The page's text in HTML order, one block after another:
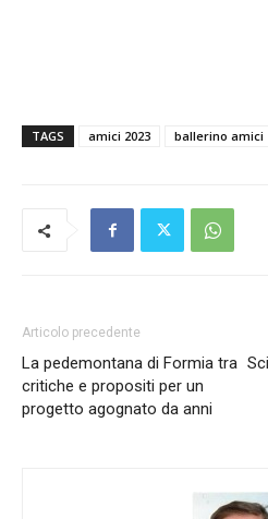
TAGS amici 2023 ballerino amici
Articolo precedente
La pedemontana di Formia tra
critiche e propositi per un
progetto agognato da anni